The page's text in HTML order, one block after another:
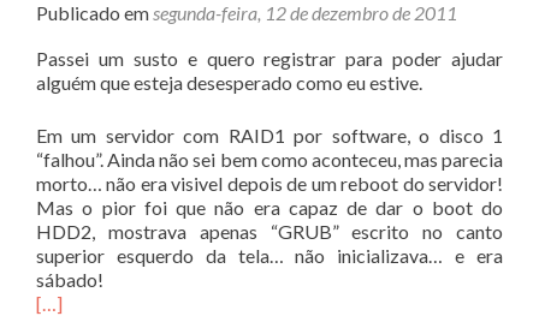
Publicado emsegunda-feira, 12 de dezembro de 2011
Passei um susto e quero registrar para poder ajudar
alguém que esteja desesperado como eu estive.
Em um servidor com RAID1 por software, o disco 1
“falhou”. Ainda não sei bem como aconteceu, mas parecia
morto… não era visivel depois de um reboot do servidor!
Mas o pior foi que não era capaz de dar o boot do
HDD2, mostrava apenas “GRUB” escrito no canto
superior esquerdo da tela… não inicializava… e era
sábado!
[…]